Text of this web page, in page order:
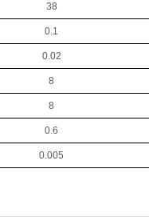
38
0.1
0.02
8
8
0.6
0.005